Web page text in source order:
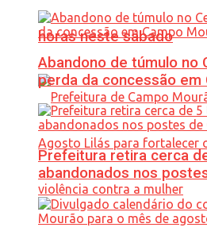
horas neste sábado
Abandono de túmulo no
perda da concessão em
Prefeitura retira cerca
abandonados nos